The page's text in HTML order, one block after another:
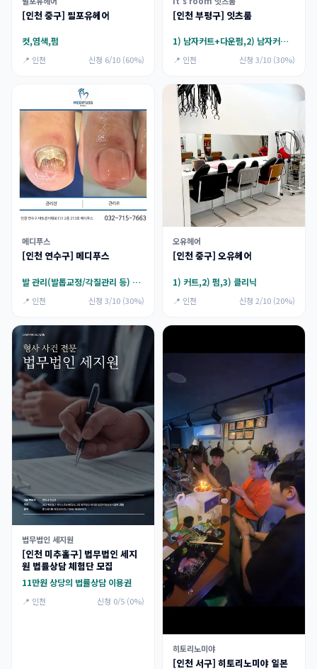
[인천 중구] 필포유헤어
컷,염색,펌
📍 인천 신청 6/10 (60%)
[인천 부평구] 잇츠룸
1) 남자커트+다운펌,2) 남자커트+전체염색(뿌리 가능),3) 여자커트+클리닉,4)여자커트+전체염색(뿌리 가능)
📍 인천 신청 3/10 (30%)
메디푸스
[인천 연수구] 메디푸스
발 관리(발톱교정/각질관리 등) 15만원 이용권
📍 인천 신청 3/10 (30%)
오유헤어
[인천 중구] 오유헤어
1) 커트,2) 펌,3) 클리닉
📍 인천 신청 2/10 (20%)
법무법인 세지원
[인천 미추홀구] 법무법인 세지
원 법률상담 체험단 모집
11만원 상당의 법률상담 이용권
📍 인천 신청 0/5 (0%)
히토리노미야
[인천 서구] 히토리노미야 일본